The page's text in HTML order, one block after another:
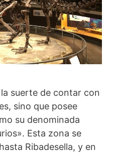
suerte de contar con
sino que posee
su denominada
Esta zona se
Ribadesella, y en